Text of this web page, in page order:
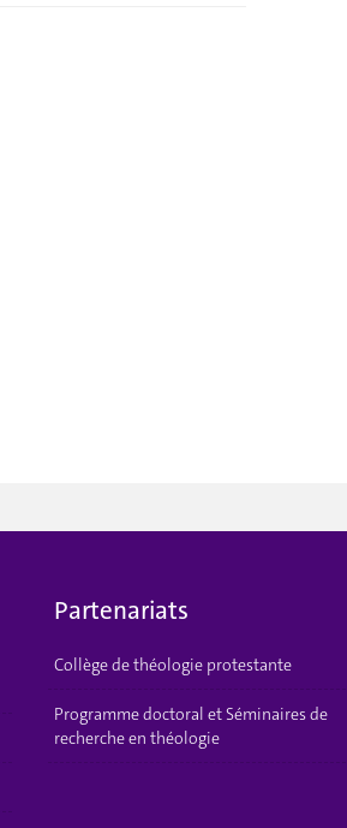
Partenariats
Collège de théologie protestante
Programme doctoral et Séminaires de
recherche en théologie